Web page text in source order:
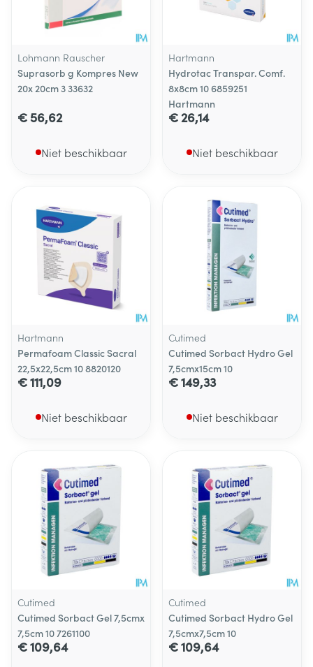
Lohmann Rauscher
Suprasorb g Kompres New
20x 20cm 3 33632
€ 56,62
Niet beschikbaar
Hartmann
Hydrotac Transpar. Comf.
8x8cm 10 6859251
Hartmann
€ 26,14
Niet beschikbaar
Hartmann
Permafoam Classic Sacral
22,5x22,5cm 10 8820120
€ 111,09
Niet beschikbaar
Cutimed
Cutimed Sorbact Hydro Gel
7,5cmx15cm 10
€ 149,33
Niet beschikbaar
Cutimed
Cutimed Sorbact Gel 7,5cmx
7,5cm 10 7261100
€ 109,64
Cutimed
Cutimed Sorbact Hydro Gel
7,5cmx7,5cm 10
€ 109,64